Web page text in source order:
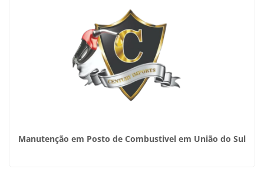
Manutenção em Posto de Combustivel em União do Sul